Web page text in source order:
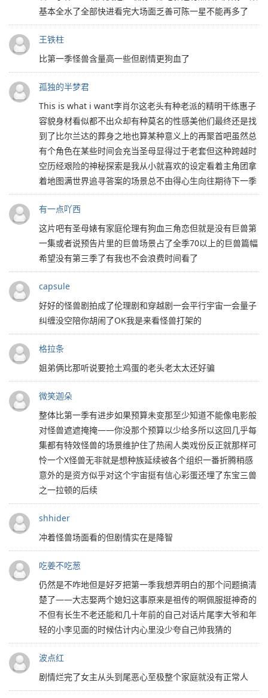
基本全水了全部快进看完大场面乏善可陈一星不能再多了
王铁柱
比第一季怪兽含量高一些但剧情更狗血了
孤独的半梦君
This is what i want李肖尔这老头有种老派的精明干练惠子
容貌身材看似都不出众却有种莫名的性感美他们最终还是找
到了比尔兰达的葬身之地也算某种意义上的再聚首吧虽然总
有个角色在某些时间会充当圣母显得过于老套但这种跨越时
空历经艰险的神秘探索是我从小就喜欢的设定看着主角团拿
着地图满世界追寻答案的场景总不由得心生向往期待下一季
有一点吖西
这片吧有圣母婊有家庭伦理有狗血三角恋但就是没有巨兽第
一集或者说预告片里的巨兽场景占了全季70以上的巨兽篇幅
希望没有第三季了有我也不会浪费时间看了
capsule
好好的怪兽剧拍成了伦理剧和穿越剧一会平行宇宙一会量子
纠缠没空陪你胡闹了OK我是来看怪兽打架的
格拉条
姐弟俩比那听说要抢土鸡蛋的老头老太太还好骗
微笑迦朵
整体比第一季有进步如果预算未变那至少知道不能像电影般
对怪兽遮遮掩掩——你没那个预算以少给多所以这回几乎每
集都有特效怪兽的场景维护住了热闹人类戏份反正就那样可
怜一个X怪兽无非就是想种族延续被各个组织一番折腾稍感
意外的是资方似乎对这个宇宙挺有信心彩蛋还埋了东宝三兽
之一拉顿的后续
shhider
冲着怪兽场面看的但剧情实在是降智
吃姜不吃葱
仍然是不咋地但是好歹把第一季我想弄明白的那个问题搞清
楚了——大志娶两个媳妇这事原来是祖传的啊佩服挺神奇的
不但有长生不老还能和几十年前的自己对话片尾李大爷和年
轻的小李见面的时候估计内心里没少夸自己帅我猜的
波点红
剧情烂完了女主从头到尾恶心至极整个家庭就没有正常人